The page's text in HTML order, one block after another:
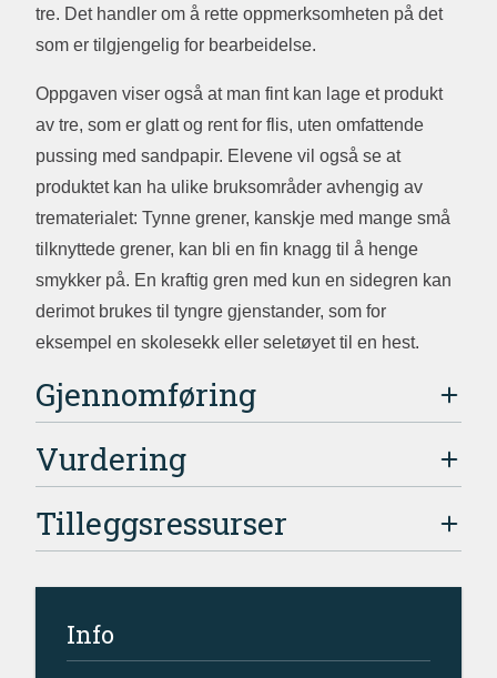
tre. Det handler om å rette oppmerksomheten på det
som er tilgjengelig for bearbeidelse.
Oppgaven viser også at man fint kan lage et produkt
av tre, som er glatt og rent for flis, uten omfattende
pussing med sandpapir. Elevene vil også se at
produktet kan ha ulike bruksområder avhengig av
trematerialet: Tynne grener, kanskje med mange små
tilknyttede grener, kan bli en fin knagg til å henge
smykker på. En kraftig gren med kun en sidegren kan
derimot brukes til tyngre gjenstander, som for
eksempel en skolesekk eller seletøyet til en hest.
Gjennomføring
Vurdering
Tilleggsressurser
Info